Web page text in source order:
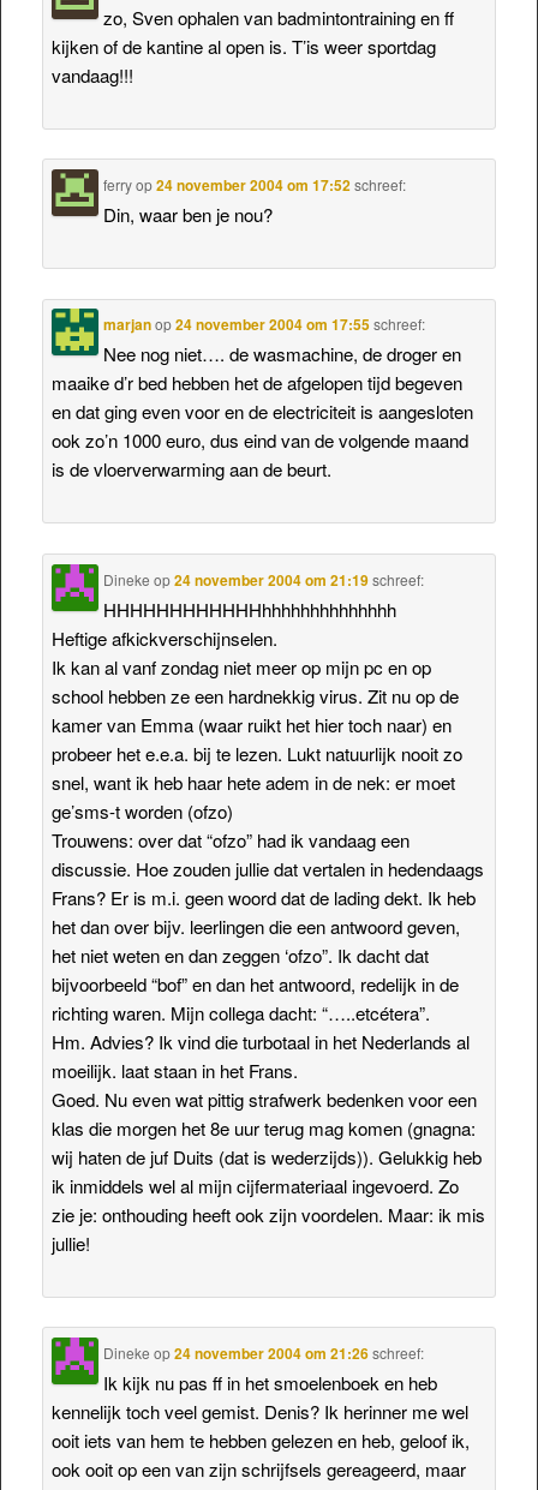
zo, Sven ophalen van badmintontraining en ff
kijken of de kantine al open is. T’is weer sportdag
vandaag!!!
ferryop24 november 2004 om 17:52 schreef:
Din, waar ben je nou?
marjanop24 november 2004 om 17:55 schreef:
Nee nog niet…. de wasmachine, de droger en
maaike d’r bed hebben het de afgelopen tijd begeven
en dat ging even voor en de electriciteit is aangesloten
ook zo’n 1000 euro, dus eind van de volgende maand
is de vloerverwarming aan de beurt.
Dineke op24 november 2004 om 21:19 schreef:
HHHHHHHHHHHHhhhhhhhhhhhhhh
Heftige afkickverschijnselen.
Ik kan al vanf zondag niet meer op mijn pc en op
school hebben ze een hardnekkig virus. Zit nu op de
kamer van Emma (waar ruikt het hier toch naar) en
probeer het e.e.a. bij te lezen. Lukt natuurlijk nooit zo
snel, want ik heb haar hete adem in de nek: er moet
ge’sms-t worden (ofzo)
Trouwens: over dat “ofzo” had ik vandaag een
discussie. Hoe zouden jullie dat vertalen in hedendaags
Frans? Er is m.i. geen woord dat de lading dekt. Ik heb
het dan over bijv. leerlingen die een antwoord geven,
het niet weten en dan zeggen ‘ofzo”. Ik dacht dat
bijvoorbeeld “bof” en dan het antwoord, redelijk in de
richting waren. Mijn collega dacht: “…..etcétera”.
Hm. Advies? Ik vind die turbotaal in het Nederlands al
moeilijk. laat staan in het Frans.
Goed. Nu even wat pittig strafwerk bedenken voor een
klas die morgen het 8e uur terug mag komen (gnagna:
wij haten de juf Duits (dat is wederzijds)). Gelukkig heb
ik inmiddels wel al mijn cijfermateriaal ingevoerd. Zo
zie je: onthouding heeft ook zijn voordelen. Maar: ik mis
jullie!
Dineke op24 november 2004 om 21:26 schreef:
Ik kijk nu pas ff in het smoelenboek en heb
kennelijk toch veel gemist. Denis? Ik herinner me wel
ooit iets van hem te hebben gelezen en heb, geloof ik,
ook ooit op een van zijn schrijfsels gereageerd, maar